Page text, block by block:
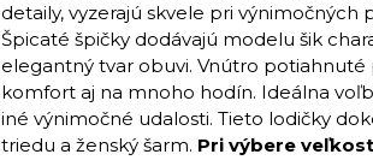
detaily, vyzerajú skvele pri
Špicaté špičky dodávajú modelu šik
elegantný tvar obuvi. Vnútro
komfort aj na mnoho hodín. Ideálna
iné výnimočné udalosti. Tieto lodičky
triedu a ženský šarm. Pri výbere